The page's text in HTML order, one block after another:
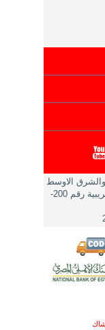
الاوسط
سجل تجاري رقم 5-00111-191 ,بطاقة ضريبية رقم 200-